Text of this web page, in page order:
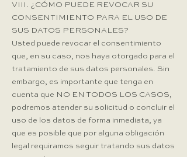
VIII. ¿CÓMO PUEDE REVOCAR SU
CONSENTIMIENTO PARA EL USO DE
SUS DATOS PERSONALES?​
Usted puede revocar el consentimiento
que, en su caso, nos haya otorgado para el
tratamiento de sus datos personales. Sin
embargo, es importante que tenga en
cuenta que NO EN TODOS LOS CASOS,
podremos atender su solicitud o concluir el
uso de los datos de forma inmediata, ya
que es posible que por alguna obligación
legal requiramos seguir tratando sus datos